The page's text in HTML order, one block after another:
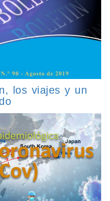
los viajes y un